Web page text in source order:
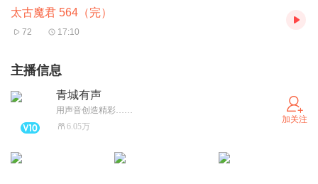
太古魔君 564（完）
72 17:10
主播信息
青城有声
用声音创造精彩……
6.05万
加关注